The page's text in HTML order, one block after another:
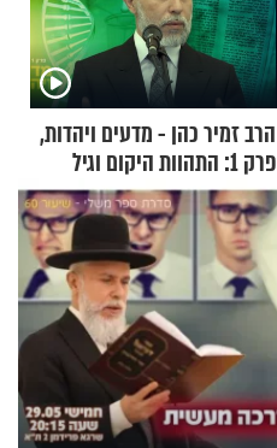
הרב זמיר כהן - מדעים ויהדות,
פרק 1: התהוות היקום וגיל
העולם